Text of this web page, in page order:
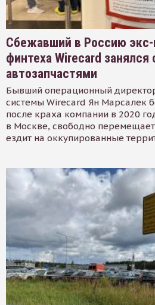
Сбежавший в Россию экс-
финтеха Wirecard занялся
автозапчастями
Бывший операционный
системы Wirecard Ян Марсалек
после краха компании в 2020
в Москве, свободно
ездит на оккупированные